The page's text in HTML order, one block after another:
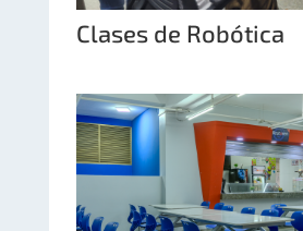
Clases de Robótica